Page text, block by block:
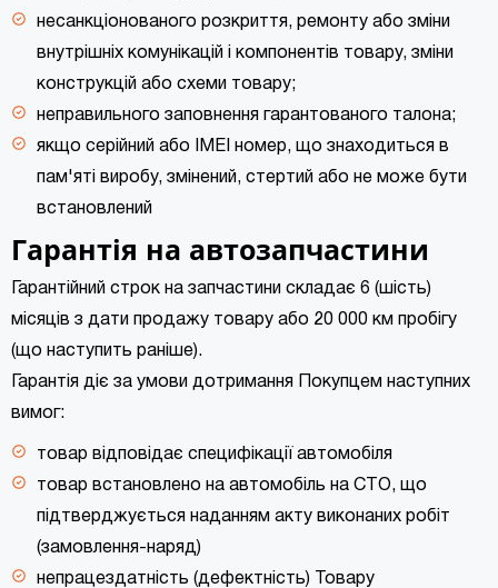
несанкціонованого розкриття, ремонту або зміни
внутрішніх комунікацій і компонентів товару, зміни
конструкцій або схеми товару;
неправильного заповнення гарантованого талона;
якщо серійний або IMEI номер, що знаходиться в
пам'яті виробу, змінений, стертий або не може бути
встановлений
Гарантія на автозапчастини
Гарантійний строк на запчастини складає 6 (шість)
місяців з дати продажу товару або 20 000 км пробігу
(що наступить раніше).
Гарантія діє за умови дотримання Покупцем наступних
вимог:
товар відповідає специфікації автомобіля
товар встановлено на автомобіль на СТО, що
підтверджується наданням акту виконаних робіт
(замовлення-наряд)
непрацездатність (дефектність) Товару